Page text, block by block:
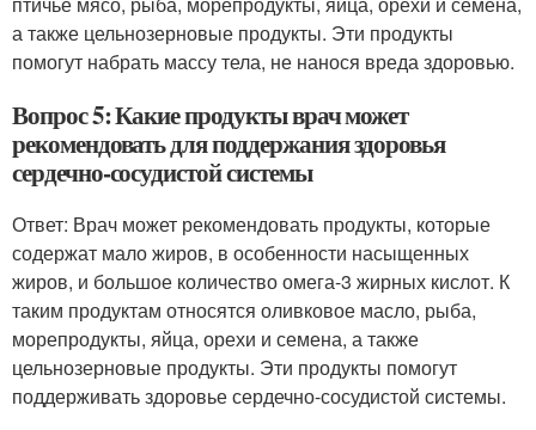
а также цельнозерновые продукты. Эти продукты
помогут набрать массу тела, не нанося вреда здоровью.
Вопрос 5: Какие продукты врач может
рекомендовать для поддержания здоровья
сердечно-сосудистой системы
Ответ: Врач может рекомендовать продукты, которые
содержат мало жиров, в особенности насыщенных
жиров, и большое количество омега-3 жирных кислот. К
таким продуктам относятся оливковое масло, рыба,
морепродукты, яйца, орехи и семена, а также
цельнозерновые продукты. Эти продукты помогут
поддерживать здоровье сердечно-сосудистой системы.